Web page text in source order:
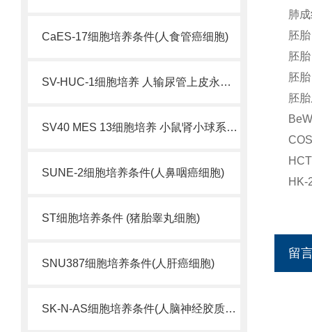
CaES-17细胞培养条件(人食管癌细胞)
SV-HUC-1细胞培养 人输尿管上皮永生化细胞
SV40 MES 13细胞培养 小鼠肾小球系膜细胞
SUNE-2细胞培养条件(人鼻咽癌细胞)
ST细胞培养条件 (猪胎睾丸细胞)
SNU387细胞培养条件(人肝癌细胞)
SK-N-AS细胞培养条件(人脑神经胶质母细胞瘤)
肺
胚
胚
胚
胚
留